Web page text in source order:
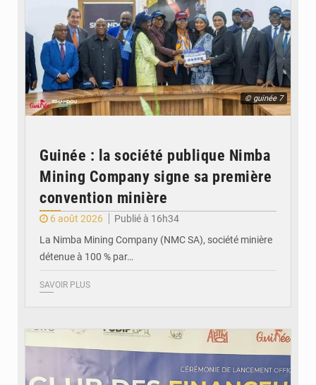
© guinée 7
Guinée : la société publique Nimba
Mining Company signe sa première
convention minière
6 août 2026
Publié à 16h34
La Nimba Mining Company (NMC SA), société minière
détenue à 100 % par…
SAVOIR PLUS